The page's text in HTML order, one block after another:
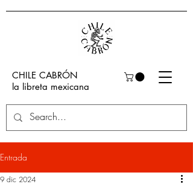
CHILE CABRÓN
la libreta mexicana
Entrada
9 dic 2024